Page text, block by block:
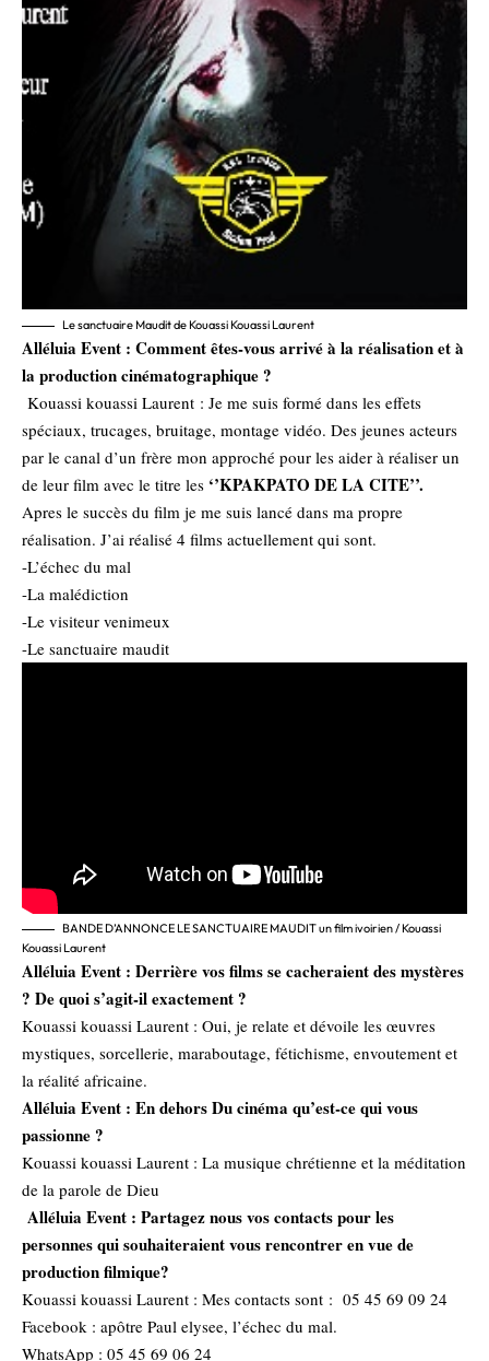
Le sanctuaire Maudit de Kouassi Kouassi Laurent
Alléluia Event : Comment êtes-vous arrivé à la réalisation et à
la production cinématographique ?
Kouassi kouassi Laurent : Je me suis formé dans les effets
spéciaux, trucages, bruitage, montage vidéo. Des jeunes acteurs
par le canal d’un frère mon approché pour les aider à réaliser un
de leur film avec le titre les ‘’KPAKPATO DE LA CITE’’.
Apres le succès du film je me suis lancé dans ma propre
réalisation. J’ai réalisé 4 films actuellement qui sont.
-L’échec du mal
-La malédiction
-Le visiteur venimeux
-Le sanctuaire maudit
BANDE D’ANNONCE LE SANCTUAIRE MAUDIT un film ivoirien / Kouassi
Kouassi Laurent
Alléluia Event : Derrière vos films se cacheraient des mystères
? De quoi s’agit-il exactement ?
Kouassi kouassi Laurent : Oui, je relate et dévoile les œuvres
mystiques, sorcellerie, maraboutage, fétichisme, envoutement et
la réalité africaine.
Alléluia Event : En dehors Du cinéma qu’est-ce qui vous
passionne ?
Kouassi kouassi Laurent : La musique chrétienne et la méditation
de la parole de Dieu
Alléluia Event : Partagez nous vos contacts pour les
personnes qui souhaiteraient vous rencontrer en vue de
production filmique?
Kouassi kouassi Laurent : Mes contacts sont : 05 45 69 09 24
Facebook : apôtre Paul elysee, l’échec du mal.
WhatsApp : 05 45 69 06 24